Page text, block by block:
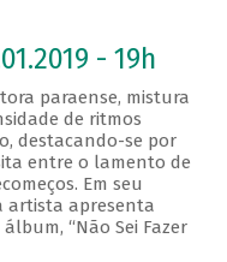
- 19h
paraense, mistura
de ritmos
destacando-se por
entre o lamento de
Em seu
artista apresenta
“Não Sei Fazer